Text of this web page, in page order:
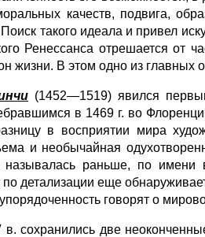
качеств, подвига,
такого идеала и привел
Ренессанса отрешается от
жизни. В этом одно из главных
(1452—1519) явился
в 1469 г. во
в восприятии мира
и необычайная
раньше, по имени
по детализации еще
говорят о
в. сохранились две